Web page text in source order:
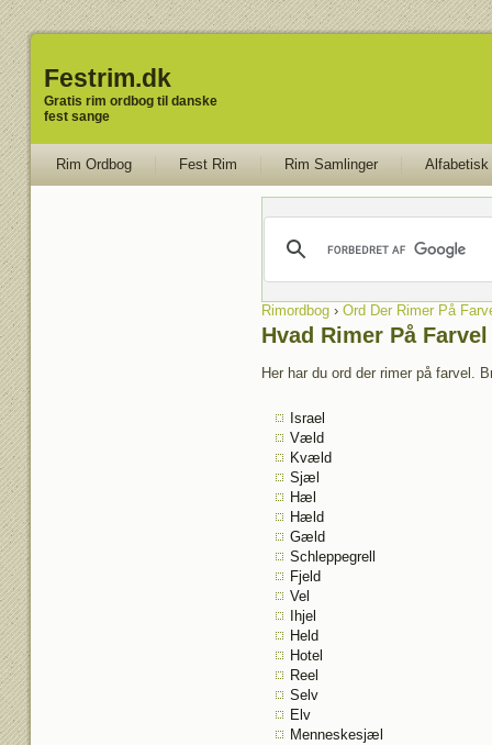
Festrim.dk
Gratis rim ordbog til danske
fest sange
Rim Ordbog Fest Rim Rim Samlinger Alfabetisk
Rimordbog› Ord Der Rimer På
Hvad Rimer På Farvel
Her har du ord der rimer på farvel.
Israel
Væld
Kvæld
Sjæl
Hæl
Hæld
Gæld
Schleppegrell
Fjeld
Vel
Ihjel
Held
Hotel
Reel
Selv
Elv
Menneskesjæl